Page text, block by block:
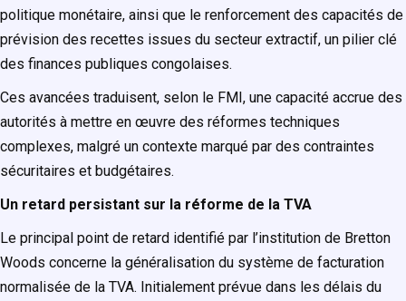
politique monétaire, ainsi que le renforcement des capacités de
prévision des recettes issues du secteur extractif, un pilier clé
des finances publiques congolaises.
Ces avancées traduisent, selon le FMI, une capacité accrue des
autorités à mettre en œuvre des réformes techniques
complexes, malgré un contexte marqué par des contraintes
sécuritaires et budgétaires.
Un retard persistant sur la réforme de la TVA
Le principal point de retard identifié par l’institution de Bretton
Woods concerne la généralisation du système de facturation
normalisée de la TVA. Initialement prévue dans les délais du